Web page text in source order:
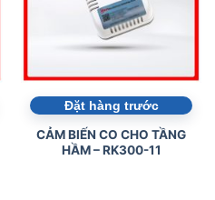
Đặt hàng trước
CẢM BIẾN CO CHO TẦNG
HẦM – RK300-11